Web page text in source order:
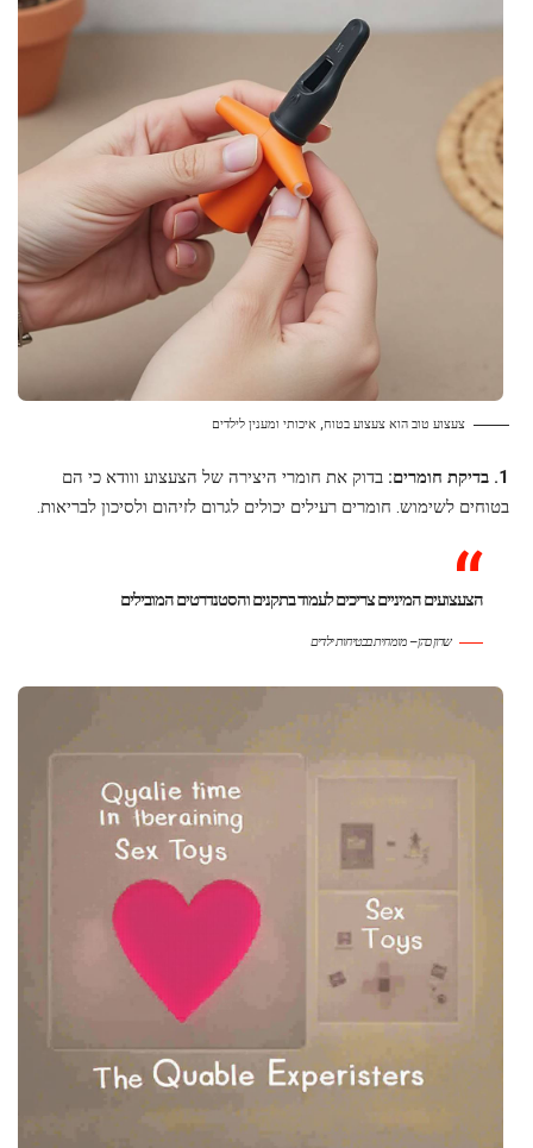
צעצוע טוב הוא צעצוע בטוח, איכותי ומענין לילדים
1. בדיקת חומרים:
בדוק את חומרי היצירה של הצעצוע ווודא כי הם
בטוחים לשימוש. חומרים רעילים יכולים לגרום לזיהום ולסיכון לבריאות.
הצעצועים המיניים צריכים לעמוד בתקנים והסטנדרטים המובילים
שרון כהן – מומחית בבטיחות ילדים